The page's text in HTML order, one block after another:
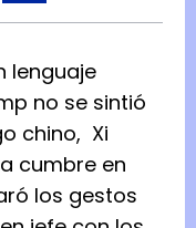
lenguaje
no se sintió
chino, Xi
cumbre en
los gestos